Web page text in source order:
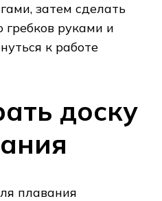
затем сделать
гребков руками и
к работе
доску
плавания